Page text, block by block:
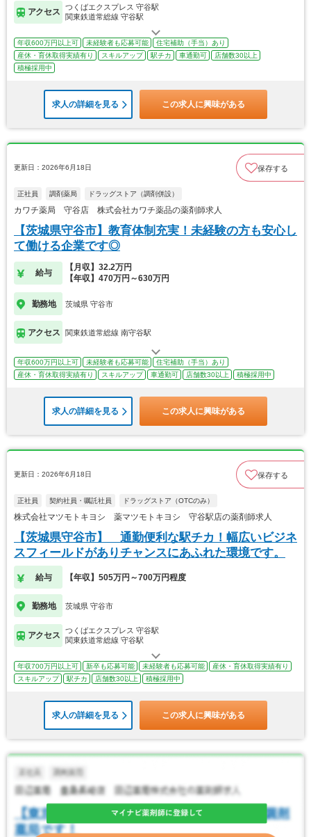
アクセス
つくばエクスプレス 守谷駅
関東鉄道常総線 守谷駅
年収600万円以上可 未経験者も応募可能
住宅補助（手当）あり
産休・育休取得実績有り
スキルアップ 駅チカ 車通勤可
店舗数30以上
積極採用中
求人の詳細を見る この求人に興味がある
更新日：2026年6月18日 保存する
正社員 調剤薬局 ドラッグストア（調剤併設）
カワチ薬局 守谷店 株式会社カワチ薬品の薬剤師求人
【茨城県守谷市】教育体制充実！未経験の方も安心し
て働ける企業です◎
給与
【月収】32.2万円
【年収】470万円～630万円
勤務地 茨城県 守谷市
アクセス 関東鉄道常総線 南守谷駅
年収600万円以上可 未経験者も応募可能
住宅補助（手当）あり
産休・育休取得実績有り
スキルアップ 車通勤可 店舗数30以上 積極採用中
求人の詳細を見る この求人に興味がある
更新日：2026年6月18日 保存する
正社員 契約社員・嘱託社員 ドラッグストア（OTCのみ）
株式会社マツモトキヨシ 薬マツモトキヨシ 守谷駅店の薬剤師求人
【茨城県守谷市】 通勤便利な駅チカ！幅広いビジネ
スフィールドがありチャンスにあふれた環境です。
給与 【年収】505万円～700万円程度
勤務地 茨城県 守谷市
アクセス
つくばエクスプレス 守谷駅
関東鉄道常総線 守谷駅
年収700万円以上可 新卒も応募可能 未経験者も応募可能
産休・育休取得実績有り
スキルアップ
駅チカ 店舗数30以上 積極採用中
求人の詳細を見る この求人に興味がある